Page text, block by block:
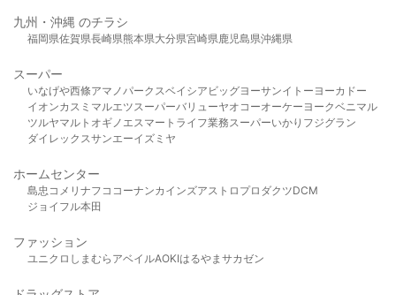
九州・沖縄 のチラシ
福岡県佐賀県長崎県熊本県大分県宮崎県鹿児島県沖縄県
スーパー
いなげや西條アマノパークスベイシア ビッグヨーサンイトーヨーカドー
イオンカスミ マルエツスーパーバリューヤオコーオーケー ヨークベニマル
ツルヤマルト オギノ エスマート ライフ業務スーパーいかり フジグラン
ダイレックスサンエーイズミヤ
ホームセンター
島忠 コメリ ナフコ コーナンカインズアストロプロダクツDCM
ジョイフル本田
ファッション
ユニクロ しまむら アベイルAOKIはるやま サカゼン